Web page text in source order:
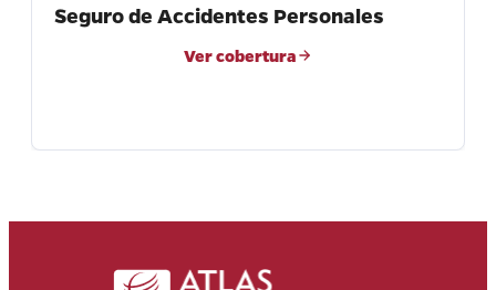
Seguro de Accidentes Personales
Ver cobertura